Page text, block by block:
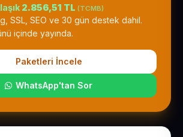
2.856,51 TL (TCMB)
SSL, SEO ve 30 gün destek dahil.
içinde yayında.
Paketleri İncele
WhatsApp'tan Sor